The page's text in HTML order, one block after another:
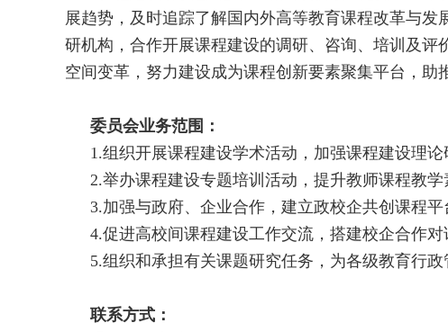
展趋势，及时追踪了解国内外高等教育课程改革与
研机构，合作开展课程建设的调研、咨询、培训及
空间变革，努力建设成为课程创新要素聚集平台，助
委员会业务范围：
1.组织开展课程建设学术活动，加强课程建设理论
2.举办课程建设专题培训活动，提升教师课程教学
3.加强与政府、企业合作，建立政校企共创课程平
4.促进高校间课程建设工作交流，搭建校企合作对
5.组织和承担有关课题研究任务，为各级教育行
联系方式：